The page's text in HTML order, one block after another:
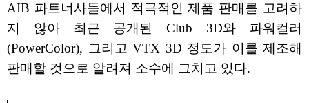
AIB 파트너사들에서 적극적인 제품 판매를 고려하
지 않아 최근 공개된 Club 3D와 파워컬러
(PowerColor), 그리고 VTX 3D 정도가 이를 제조해
판매할 것으로 알려져 소수에 그치고 있다.